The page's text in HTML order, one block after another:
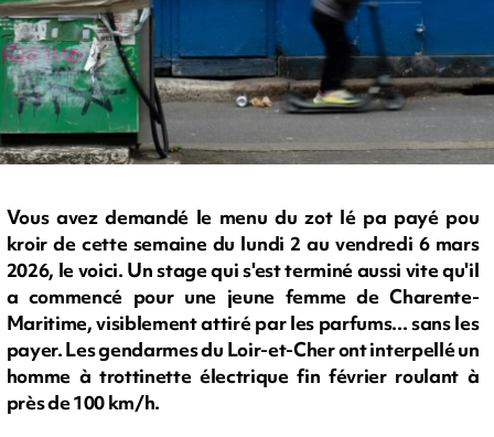
Vous avez demandé le menu du zot lé pa payé pou
kroir de cette semaine du lundi 2 au vendredi 6 mars
2026, le voici. Un stage qui s'est terminé aussi vite qu'il
a commencé pour une jeune femme de Charente-
Maritime, visiblement attiré par les parfums... sans les
payer. Les gendarmes du Loir-et-Cher ont interpellé un
homme à trottinette électrique fin février roulant à
près de 100 km/h.